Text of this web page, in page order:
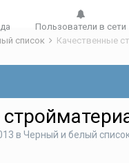
Пользователи в сети
список Качественные
в Черный и белый